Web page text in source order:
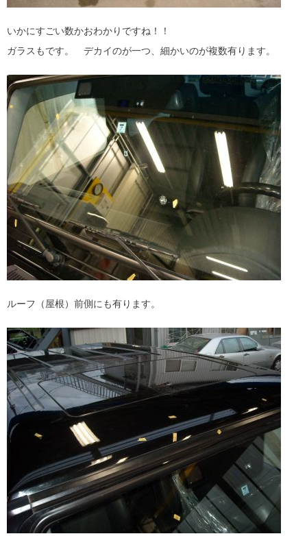
いかにすごい数かおわかりですね！！
ガラスもです。 デカイのが一つ、細かいのが複数有ります。
ルーフ（屋根）前側にも有ります。